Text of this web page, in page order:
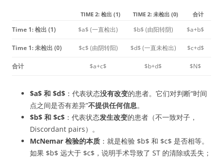
TIME 2: 检出 (1) TIME 2: 未检出 (0) 合计
Time 1: 检出 (1) $a$ (一直检出) $b$ (由阳转阴) $a+b$
Time 1: 未检出 (0) $c$ (由阴转阳) $d$ (一直未检出) $c+d$
合计 $a+c$ $b+d$ $N$
$a$ 和 $d$ ：代表状态没有改变的患者。它们对判断“时间
点之间是否有差异”不提供任何信息。
$b$ 和 $c$ ：代表状态发生改变的患者（不一致对子，
Discordant pairs）。
McNemar 检验的本质 ：就是检验 $b$ 和 $c$ 是否相等。
如果 $b$ 远大于 $c$，说明手术导致了 ST 的清除或丢失；